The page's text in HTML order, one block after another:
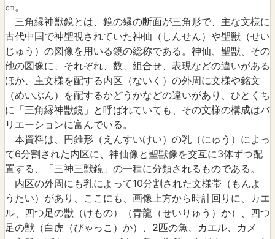
㎝。
三角縁神獣鏡とは、鏡の縁の断面が三角形で、主な文様に
古代中国で神聖視されていた神仙（しんせん）や聖獣（せい
じゅう）の図像を用いる鏡の総称である。神仙、聖獣、その
他の図像に、それぞれ、数、組合せ、表現などの違いがある
ほか、主文様を配する内区（ないく）の外周に文様や銘文
（めいぶん）を配するかどうかなどの違いがあり、ひとくち
に「三角縁神獣鏡」と呼ばれていても、その文様の構成はバ
リエーションに富んでいる。
本資料は、円錐形（えんすいけい）の乳（にゅう）によっ
て6分割された内区に、神仙像と聖獣像を交互に3体ずつ配
置する、「三神三獣鏡」の一種に分類されるものである。
内区の外周にも乳によって10分割された文様帯（もんよ
うたい）があり、ここにも、画像上方から時計回りに、カエ
ル、四つ足の獣（けもの）（青龍（せいりゅう）か）、四つ
足の獣（白虎（びゃっこ）か）、2匹の魚、カエル、カメ